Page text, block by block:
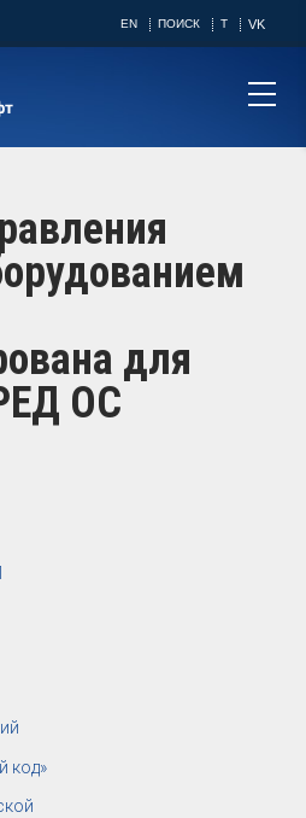
EN ПОИСК T VK
для
ОС
код»